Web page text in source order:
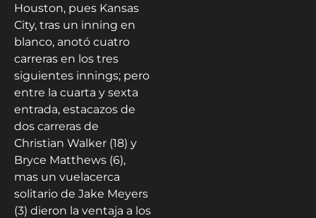
Houston, pues Kansas
City, tras un inning en
blanco, anotó cuatro
carreras en los tres
siguientes innings; pero
entre la cuarta y sexta
entrada, estacazos de
dos carreras de
Christian Walker (18) y
Bryce Matthews (6),
mas un vuelacerca
solitario de Jake Meyers
(3) dieron la ventaja a los